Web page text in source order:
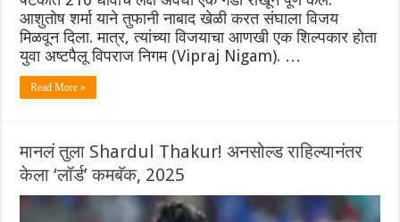
आशुतोष शर्मा याने तुफानी नाबाद खेळी करत संघाला विजय
मिळवून दिला. मात्र, त्यांच्या विजयाचा आणखी एक शिल्पकार होता
युवा अष्टपैलू विपराज निगम (Vipraj Nigam). …
Read More »
मानलं तुला Shardul Thakur! अनसोल्ड राहिल्यानंतर
केला ‘लॉर्ड’ कमबॅक, 2025